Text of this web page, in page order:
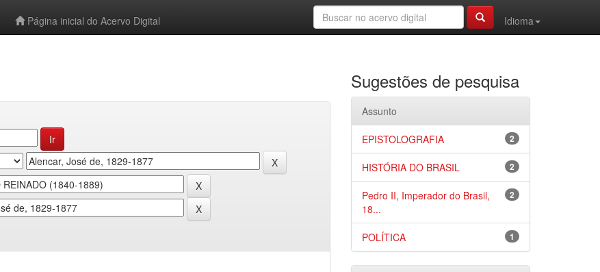
Página inicial do Acervo Digital
Idioma
Sugestões de pesquisa
Assunto
2
EPISTOLOGRAFIA
2
HISTÓRIA DO BRASIL
2
Pedro II, Imperador do Brasil,
18...
1
POLÍTICA